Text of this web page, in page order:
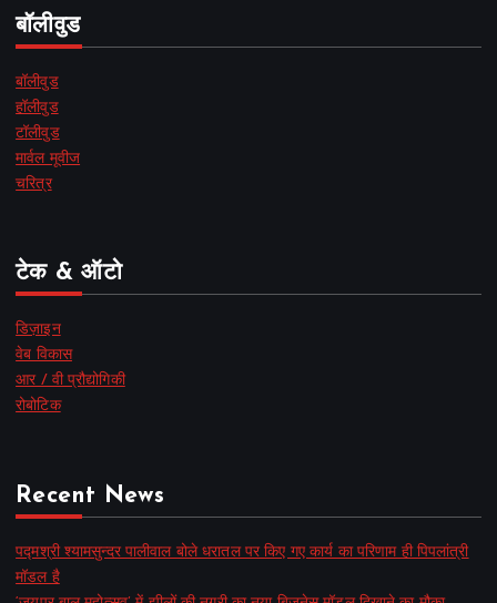
बॉलीवुड
बॉलीवुड
हॉलीवुड
टॉलीवुड
मार्वल मूवीज
चरित्र
टेक & ऑटो
डिज़ाइन
वेब विकास
आर / वी प्रौद्योगिकी
रोबोटिक
Recent News
पद्मश्री श्यामसुन्दर पालीवाल बोले धरातल पर किए गए कार्य का परिणाम ही पिपलांत्री
मॉडल है